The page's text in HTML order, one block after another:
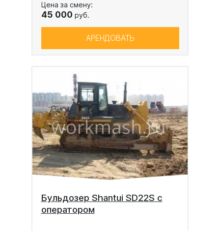
Цена за смену:
45 000 руб.
АРЕНДОВАТЬ
Бульдозер Shantui SD22S с
оператором